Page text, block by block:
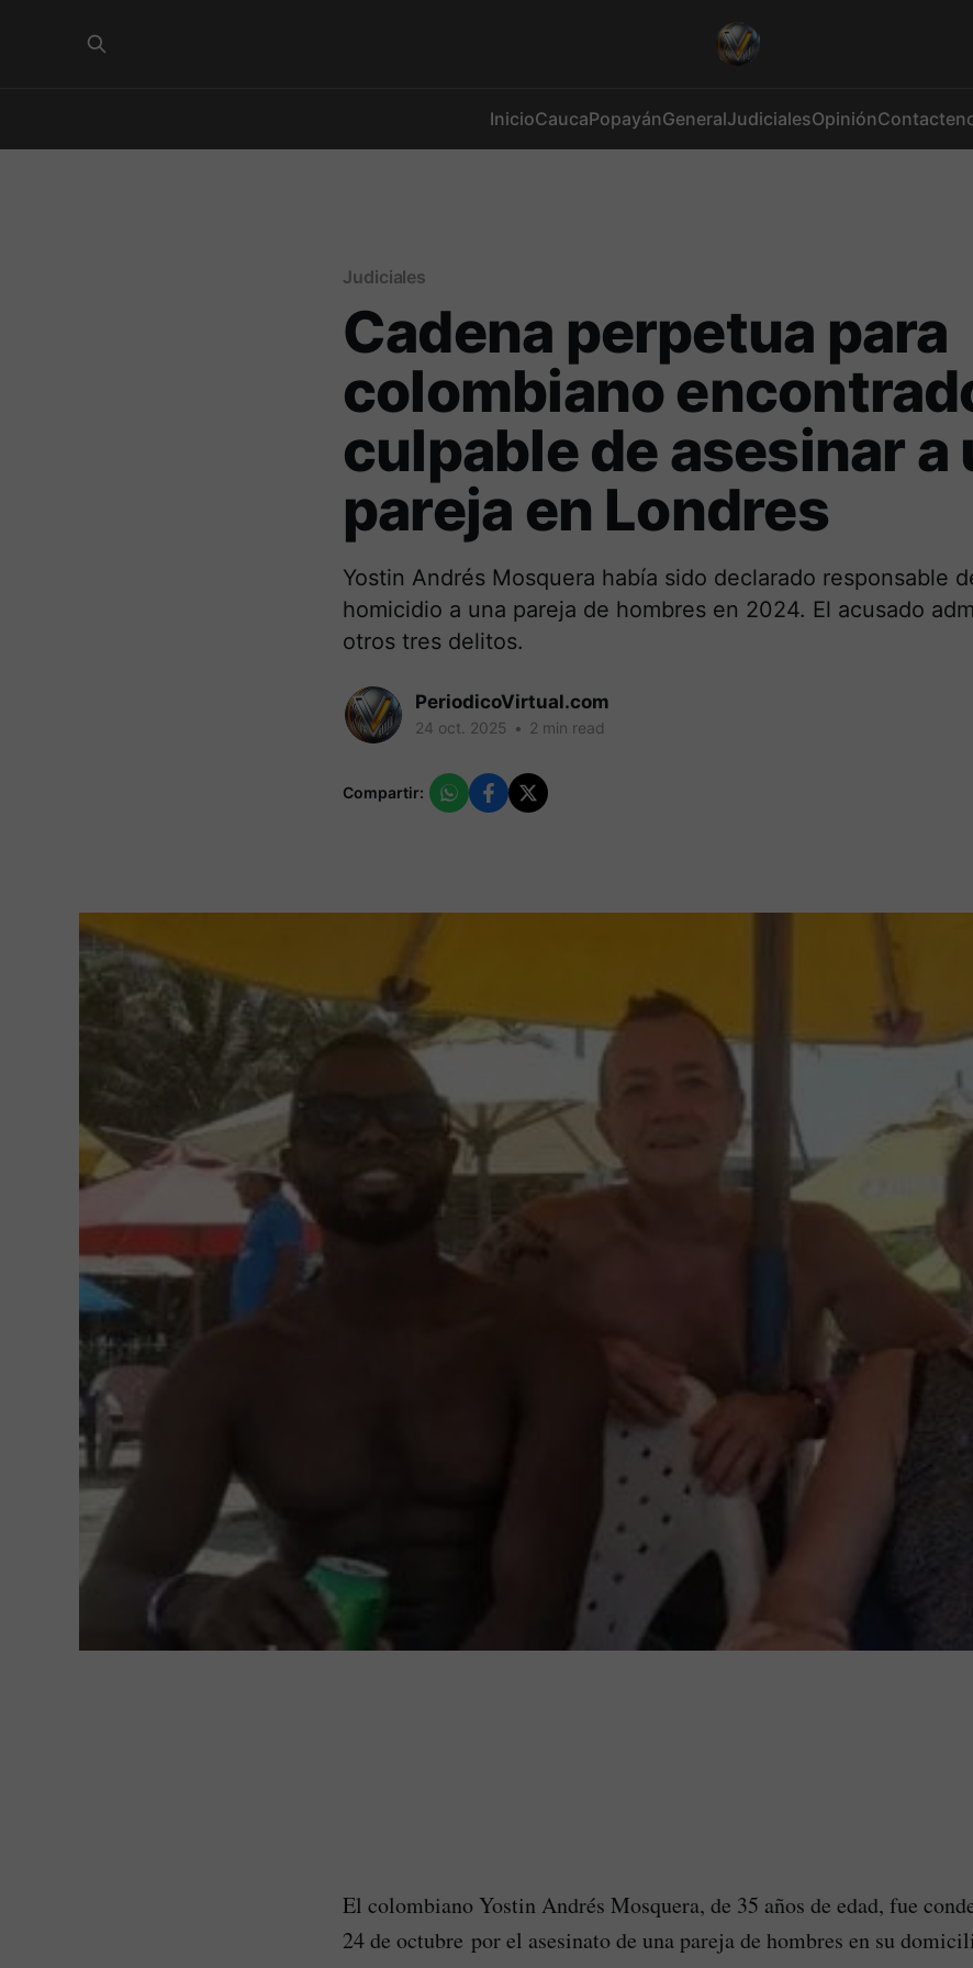
InicioCaucaPopayánGeneralJudicialesOpinión
Judiciales
Cadena perpetua para
colombiano
culpable de asesinar a
pareja en Londres
Yostin Andrés Mosquera había sido declarado responsable
homicidio a una pareja de hombres en 2024. El acusado
otros tres delitos.
PeriodicoVirtual.com
24 oct. 2025 • 2 min read
Compartir:
El colombiano Yostin Andrés Mosquera, de 35 años de edad, fue
24 de octubre por el asesinato de una pareja de hombres en su